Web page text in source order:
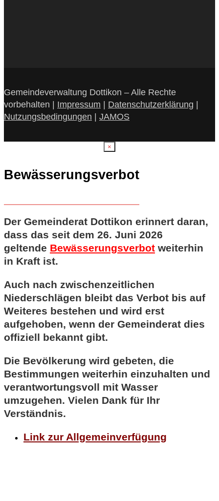
Gemeindeverwaltung Dottikon – Alle Rechte
vorbehalten | Impressum | Datenschutzerklärung |
Nutzungsbedingungen | JAMOS
×
Bewässerungsverbot
Der Gemeinderat Dottikon erinnert daran,
dass das seit dem 26. Juni 2026
geltende Bewässerungsverbot weiterhin
in Kraft ist.
Auch nach zwischenzeitlichen
Niederschlägen bleibt das Verbot bis auf
Weiteres bestehen und wird erst
aufgehoben, wenn der Gemeinderat dies
offiziell bekannt gibt.
Die Bevölkerung wird gebeten, die
Bestimmungen weiterhin einzuhalten und
verantwortungsvoll mit Wasser
umzugehen. Vielen Dank für Ihr
Verständnis.
Link zur Allgemeinverfügung